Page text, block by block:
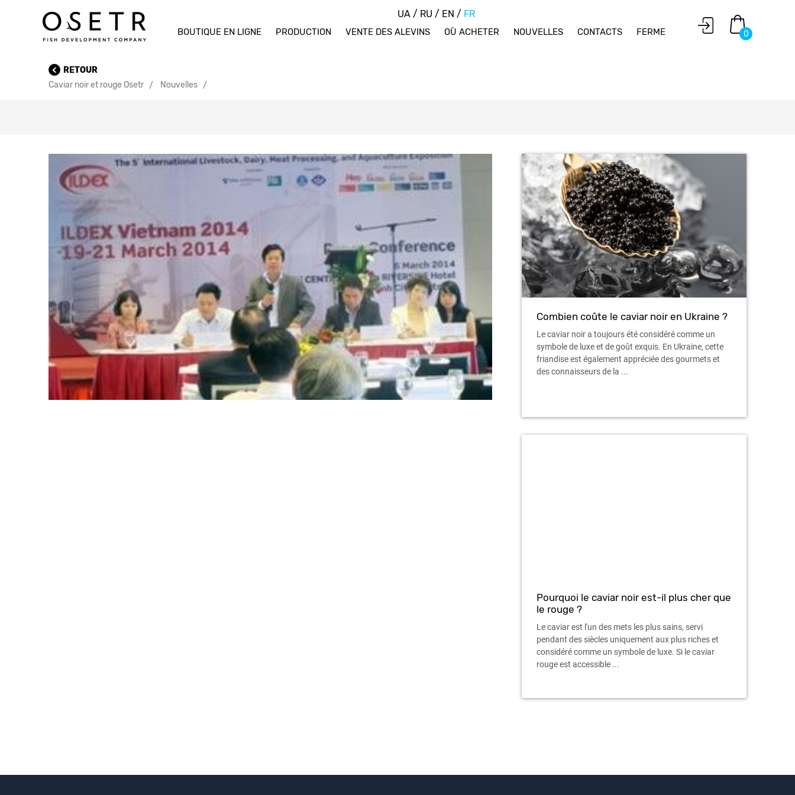
0
BOUTIQUE EN LIGNE PRODUCTION VENTE DES ALEVINS OÙ ACHETER NOUVELLES CONTACTS FERME
UA / RU / EN / FR
RETOUR
Caviar noir et rouge Osetr
Nouvelles
Combien coûte le caviar noir en Ukraine ?
Le caviar noir a toujours été considéré comme un
symbole de luxe et de goût exquis. En Ukraine, cette
friandise est également appréciée des gourmets et
des connaisseurs de la ...
Pourquoi le caviar noir est-il plus cher que
le rouge ?
Le caviar est l'un des mets les plus sains, servi
pendant des siècles uniquement aux plus riches et
considéré comme un symbole de luxe. Si le caviar
rouge est accessible ...